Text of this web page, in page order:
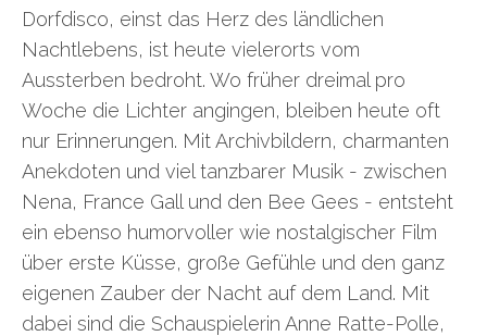
Dorfdisco, einst das Herz des ländlichen
Nachtlebens, ist heute vielerorts vom
Aussterben bedroht. Wo früher dreimal pro
Woche die Lichter angingen, bleiben heute oft
nur Erinnerungen. Mit Archivbildern, charmanten
Anekdoten und viel tanzbarer Musik - zwischen
Nena, France Gall und den Bee Gees - entsteht
ein ebenso humorvoller wie nostalgischer Film
über erste Küsse, große Gefühle und den ganz
eigenen Zauber der Nacht auf dem Land. Mit
dabei sind die Schauspielerin Anne Ratte-Polle,